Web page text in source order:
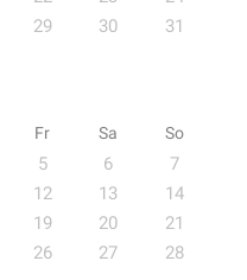
29 30 31
Fr Sa So
5 6
7
12 13
14
19 20
21
26 27
28